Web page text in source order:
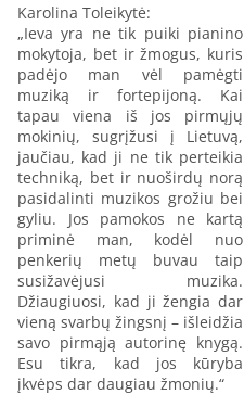
Karolina Toleikytė:
„Ieva yra ne tik puiki pianino
mokytoja, bet ir žmogus, kuris
padėjo man vėl pamėgti
muziką ir fortepijoną. Kai
tapau viena iš jos pirmųjų
mokinių, sugrįžusi į Lietuvą,
jaučiau, kad ji ne tik perteikia
techniką, bet ir nuoširdų norą
pasidalinti muzikos grožiu bei
gyliu. Jos pamokos ne kartą
priminė man, kodėl nuo
penkerių metų buvau taip
susižavėjusi muzika.
Džiaugiuosi, kad ji žengia dar
vieną svarbų žingsnį – išleidžia
savo pirmąją autorinę knygą.
Esu tikra, kad jos kūryba
įkvėps dar daugiau žmonių.“